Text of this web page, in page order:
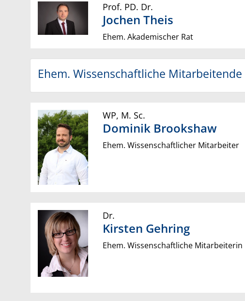
Prof. PD. Dr.
Jochen Theis
Ehem. Akademischer Rat
Ehem. Wissenschaftliche Mitarbeitende
WP, M. Sc.
Dominik Brookshaw
Ehem. Wissenschaftlicher Mitarbeiter
Dr.
Kirsten Gehring
Ehem. Wissenschaftliche Mitarbeiterin